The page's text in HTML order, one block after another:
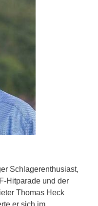
Schlagerenthusiast,
Hitparade und der
Thomas Heck
er sich im